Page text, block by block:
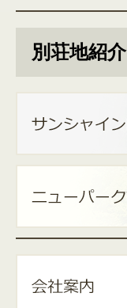
別荘地紹介